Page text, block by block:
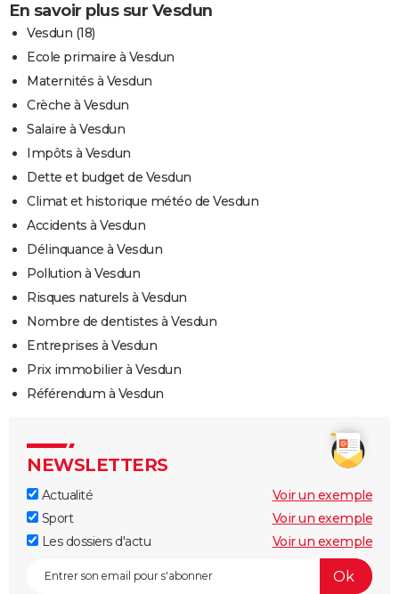
En savoir plus sur Vesdun
Vesdun (18)
Ecole primaire à Vesdun
Maternités à Vesdun
Crèche à Vesdun
Salaire à Vesdun
Impôts à Vesdun
Dette et budget de Vesdun
Climat et historique météo de Vesdun
Accidents à Vesdun
Délinquance à Vesdun
Pollution à Vesdun
Risques naturels à Vesdun
Nombre de dentistes à Vesdun
Entreprises à Vesdun
Prix immobilier à Vesdun
Référendum à Vesdun
NEWSLETTERS
Actualité
Voir un exemple
Sport
Voir un exemple
Les dossiers d'actu
Voir un exemple